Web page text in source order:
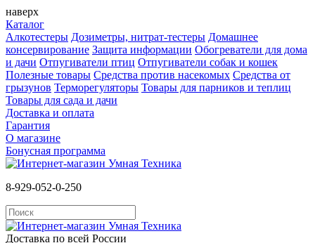
наверх
Каталог
Алкотестеры Дозиметры, нитрат-тестеры Домашнее
консервирование Защита информации Обогреватели для дома
и дачи Отпугиватели птиц Отпугиватели собак и кошек
Полезные товары Средства против насекомых Cредства от
грызунов Терморегуляторы Товары для парников и теплиц
Товары для сада и дачи
Доставка и оплата
Гарантия
О магазине
Бонусная программа
8-929-052-0-250
Доставка по всей России